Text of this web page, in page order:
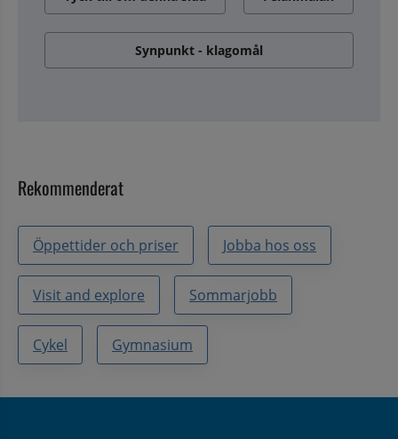
Synpunkt - klagomål
Rekommenderat
Öppettider och priser Jobba hos oss
Visit and explore Sommarjobb
Cykel Gymnasium